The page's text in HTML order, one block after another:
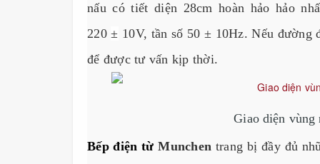
nấu có tiết diện 28cm hoàn hảo hảo
220± 10V, tần số 50 ± 10Hz. Nếu đường
để được tư vấn kịp thời.
Giao diện vùng
Bếp điện từ Munchen trang bị đầy đủ